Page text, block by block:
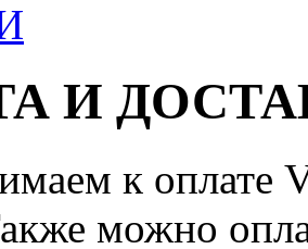
И
к оплате
можно